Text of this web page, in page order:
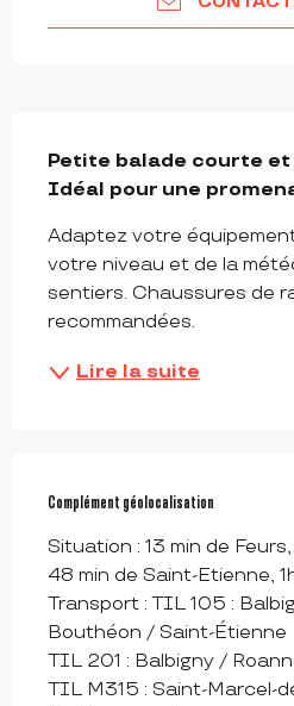
Petite balade courte
Idéal pour une
Adaptez votre
votre niveau et de la
sentiers. Chaussures de
recommandées.
Lire la suite
Complément géolocalisation
Complément géolocalisation
Situation : 13 min de Feurs,
48 min de Saint-Etienne,
Transport : TIL 105 :
Bouthéon / Saint-Étienne
TIL 201 : Balbigny /
TIL M315 : Saint-Marcel-